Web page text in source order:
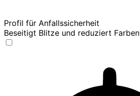
Profil für Anfallssicherheit
Beseitigt Blitze und reduziert Farben